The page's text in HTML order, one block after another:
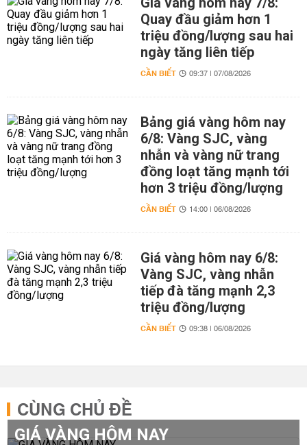
Quay đầu giảm hơn 1
triệu đồng/lượng sau hai
ngày tăng liên tiếp
CẦN BIẾT 09:37 | 07/08/2026
Bảng giá vàng hôm nay
6/8: Vàng SJC, vàng
nhẫn và vàng nữ trang
đồng loạt tăng mạnh tới
hơn 3 triệu đồng/lượng
CẦN BIẾT 14:00 | 06/08/2026
Giá vàng hôm nay 6/8:
Vàng SJC, vàng nhẫn
tiếp đà tăng mạnh 2,3
triệu đồng/lượng
CẦN BIẾT 09:38 | 06/08/2026
CÙNG CHỦ ĐỀ
GIÁ VÀNG HÔM NAY